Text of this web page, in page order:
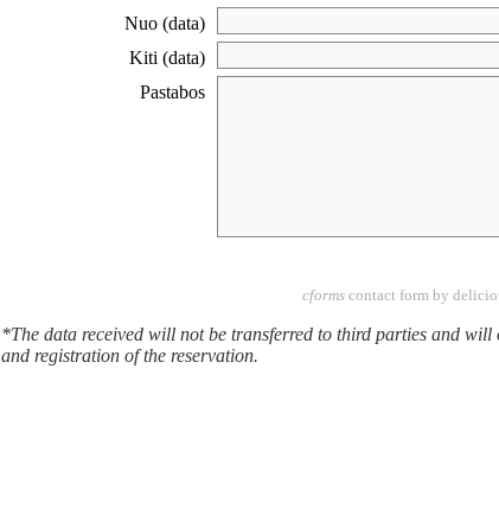
Nuo (data)
Kiti (data)
Pastabos
cformscontact form by
*The data received will not be transferred to third parties and
and registration of the reservation.